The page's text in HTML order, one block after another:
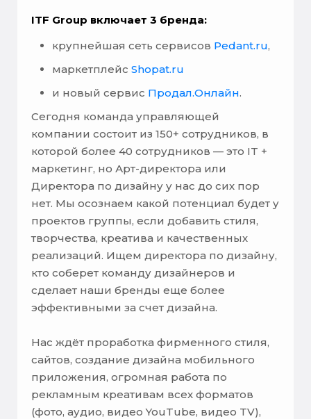
ITF Group включает 3 бренда:
крупнейшая сеть сервисов Pedant.ru,
маркетплейс Shopat.ru
и новый сервис Продал.Онлайн.
Сегодня команда управляющей
компании состоит из 150+ сотрудников, в
которой более 40 сотрудников — это IT +
маркетинг, но Арт-директора или
Директора по дизайну у нас до сих пор
нет. Мы осознаем какой потенциал будет у
проектов группы, если добавить стиля,
творчества, креатива и качественных
реализаций. Ищем директора по дизайну,
кто соберет команду дизайнеров и
сделает наши бренды еще более
эффективными за счет дизайна.
Нас ждёт проработка фирменного стиля,
сайтов, создание дизайна мобильного
приложения, огромная работа по
рекламным креативам всех форматов
(фото, аудио, видео YouTube, видео TV),